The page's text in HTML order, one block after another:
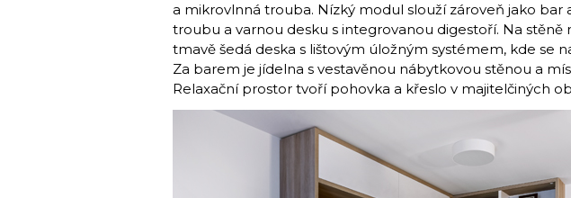
a mikrovlnná trouba. Nízký modul slouží zároveň jako bar
troubu a varnou desku s integrovanou digestoří. Na
tmavě šedá deska s lištovým úložným systémem, kde se
Za barem je jídelna s vestavěnou nábytkovou stěnou a
Relaxační prostor tvoří pohovka a křeslo v majitelčiných